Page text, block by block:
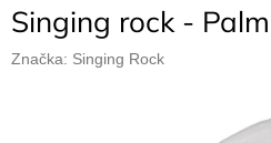
Singing rock - Palm
Značka: Singing Rock